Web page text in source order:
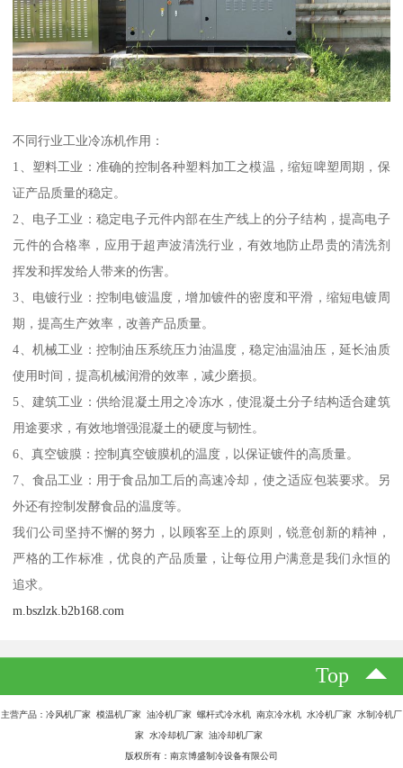
不同行业工业冷冻机作用：
1、塑料工业：准确的控制各种塑料加工之模温，缩短啤塑周期，保
证产品质量的稳定。
2、电子工业：稳定电子元件内部在生产线上的分子结构，提高电子
元件的合格率，应用于超声波清洗行业，有效地防止昂贵的清洗剂
挥发和挥发给人带来的伤害。
3、电镀行业：控制电镀温度，增加镀件的密度和平滑，缩短电镀周
期，提高生产效率，改善产品质量。
4、机械工业：控制油压系统压力油温度，稳定油温油压，延长油质
使用时间，提高机械润滑的效率，减少磨损。
5、建筑工业：供给混凝土用之冷冻水，使混凝土分子结构适合建筑
用途要求，有效地增强混凝土的硬度与韧性。
6、真空镀膜：控制真空镀膜机的温度，以保证镀件的高质量。
7、食品工业：用于食品加工后的高速冷却，使之适应包装要求。另
外还有控制发酵食品的温度等。
我们公司坚持不懈的努力，以顾客至上的原则，锐意创新的精神，
严格的工作标准，优良的产品质量，让每位用户满意是我们永恒的
追求。
m.bszlzk.b2b168.com
Top
主营产品：冷风机厂家 模温机厂家 油冷机厂家 螺杆式冷水机 南京冷水机 水冷机厂家 水制冷机厂
家 水冷却机厂家 油冷却机厂家
版权所有：南京博盛制冷设备有限公司